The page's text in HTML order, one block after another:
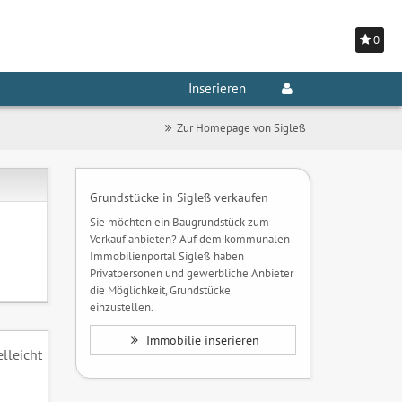
0
Inserieren
Zur Homepage von Sigleß
Grundstücke in Sigleß verkaufen
Sie möchten ein Baugrundstück zum
Verkauf anbieten? Auf dem kommunalen
Immobilienportal Sigleß haben
Privatpersonen und gewerbliche Anbieter
die Möglichkeit, Grundstücke
einzustellen.
Immobilie inserieren